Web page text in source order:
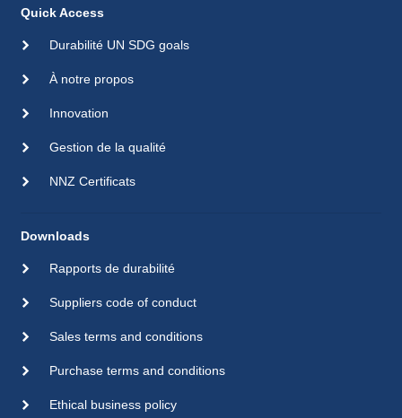
Quick Access
Durabilité UN SDG goals
À notre propos
Innovation
Gestion de la qualité
NNZ Certificats
Downloads
Rapports de durabilité
Suppliers code of conduct
Sales terms and conditions
Purchase terms and conditions
Ethical business policy